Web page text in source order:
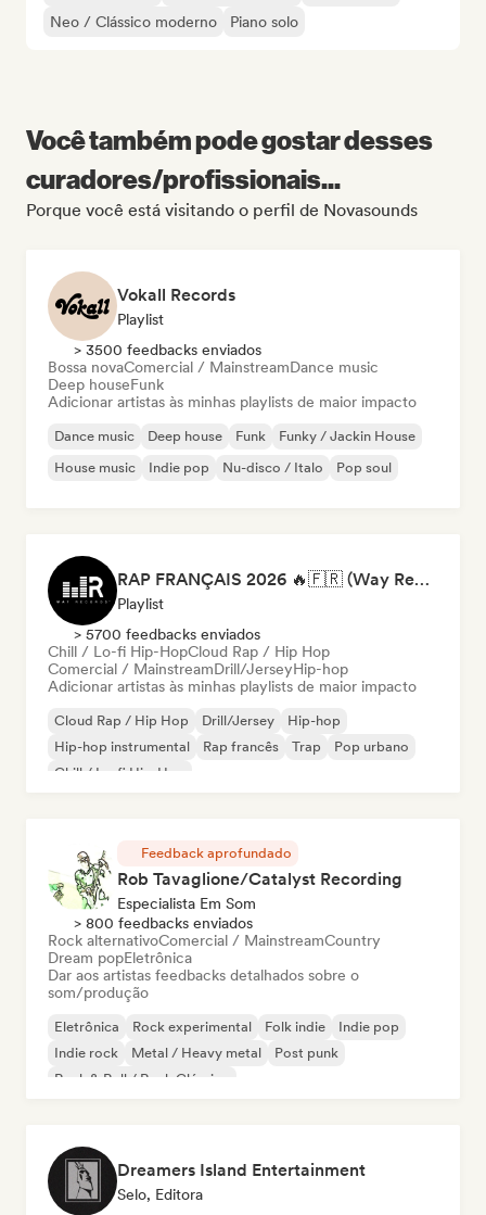
Neo / Clássico moderno Piano solo
Você também pode gostar desses
curadores/profissionais...
Porque você está visitando o perfil de Novasounds
Vokall Records
Playlist
> 3500 feedbacks enviados
Bossa novaComercial / MainstreamDance music
Deep houseFunk
Adicionar artistas às minhas playlists de maior impacto
Dance music Deep house Funk
Funky / Jackin House
House music
Indie pop Nu-disco / Italo Pop soul
RAP FRANÇAIS 2026 🔥🇫🇷 (Way Records)
Playlist
> 5700 feedbacks enviados
Chill / Lo-fi Hip-HopCloud Rap / Hip Hop
Comercial / MainstreamDrill/JerseyHip-hop
Adicionar artistas às minhas playlists de maior impacto
Cloud Rap / Hip Hop Drill/Jersey
Hip-hop
Hip-hop instrumental
Rap francês Trap
Pop urbano
Chill / Lo-fi Hip-Hop
Feedback aprofundado
Rob Tavaglione/Catalyst Recording
Especialista Em Som
> 800 feedbacks enviados
Rock alternativoComercial / MainstreamCountry
Dream popEletrônica
Dar aos artistas feedbacks detalhados sobre o
som/produção
Eletrônica Rock experimental Folk indie
Indie pop
Indie rock
Metal / Heavy metal
Post punk
Rock & Roll / Rock Clássico
Dreamers Island Entertainment
Selo, Editora